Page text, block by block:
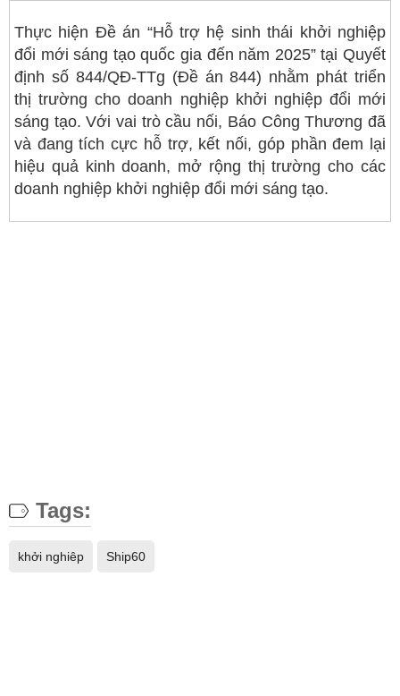
Thực hiện Ðề án “Hỗ trợ hệ sinh thái khởi nghiệp
đổi mới sáng tạo quốc gia đến năm 2025” tại Quyết
định số 844/QÐ-TTg (Ðề án 844) nhằm phát triển
thị trường cho doanh nghiệp khởi nghiệp đổi mới
sáng tạo. Với vai trò cầu nối, Báo Công Thương đã
và đang tích cực hỗ trợ, kết nối, góp phần đem lại
hiệu quả kinh doanh, mở rộng thị trường cho các
doanh nghiệp khởi nghiệp đổi mới sáng tạo.
Tags:
khởi nghiêp Ship60